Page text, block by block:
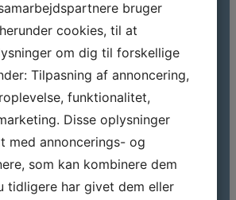
bruger
cookies, til at
om dig til forskellige
Tilpasning af annoncering,
funktionalitet,
Disse oplysninger
med annoncerings- og
som kan kombinere dem
tidligere har givet dem eller